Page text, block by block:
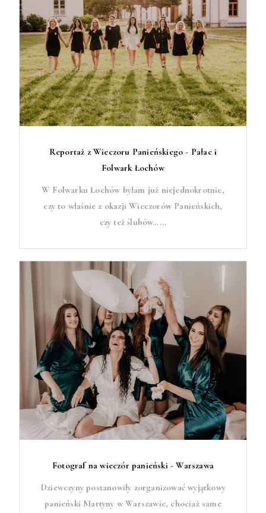
Reportaż z Wieczoru Panieńskiego - Pałac i
Folwark Łochów
W Folwarku Łochów byłam już niejednokrotnie,
czy to właśnie z okazji Wieczorów Panieńskich,
czy też ślubów…...
Fotograf na wieczór panieński - Warszawa
Dziewczyny postanowiły zorganizować wyjątkowy
panieński Martyny w Warszawie, chociaż same